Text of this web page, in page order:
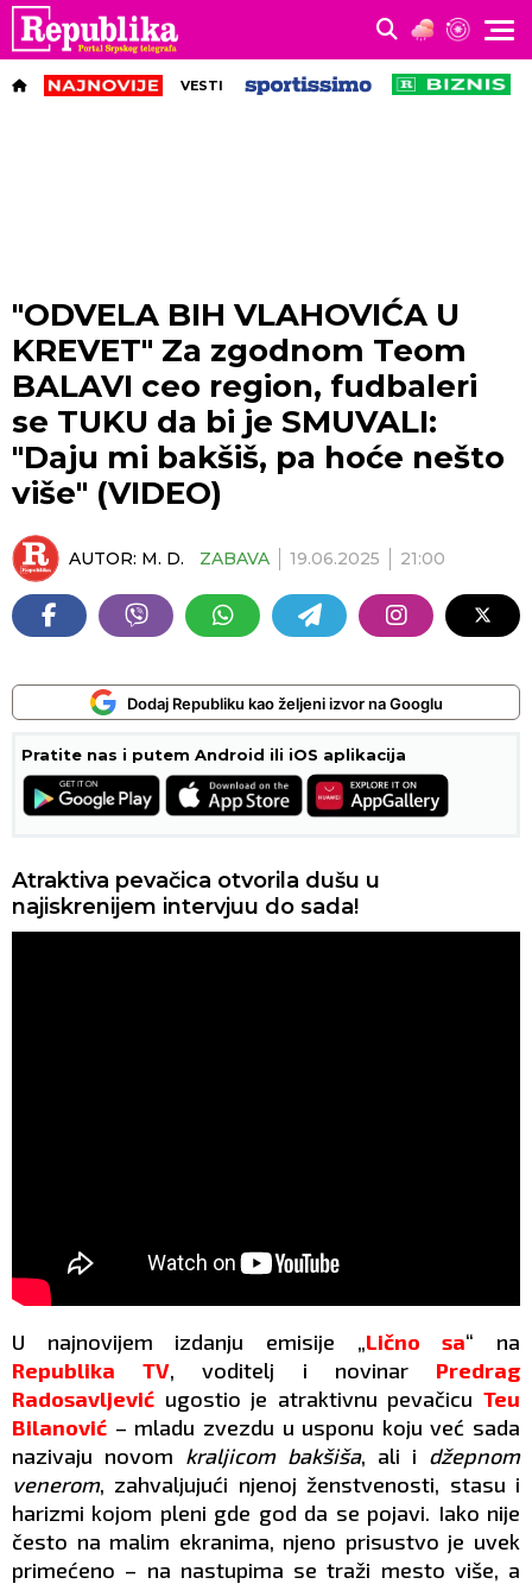
VESTI
"ODVELA BIH VLAHOVIĆA U
KREVET" Za zgodnom Teom
BALAVI ceo region, fudbaleri
se TUKU da bi je SMUVALI:
"Daju mi bakšiš, pa hoće nešto
više" (VIDEO)
AUTOR: M. D. ZABAVA 19.06.2025 21:00
Dodaj Republiku kao željeni izvor na Googlu
Pratite nas i putem Android ili iOS aplikacija
Atraktiva pevačica otvorila dušu u
najiskrenijem intervjuu do sada!
U najnovijem izdanju emisije „Lično sa“ na
Republika TV, voditelj i novinar Predrag
Radosavljević ugostio je atraktivnu pevačicu Teu
Bilanović – mladu zvezdu u usponu koju već sada
nazivaju novom kraljicom bakšiša, ali i džepnom
venerom, zahvaljujući njenoj ženstvenosti, stasu i
harizmi kojom pleni gde god da se pojavi. Iako nije
često na malim ekranima, njeno prisustvo je uvek
primećeno – na nastupima se traži mesto više, a